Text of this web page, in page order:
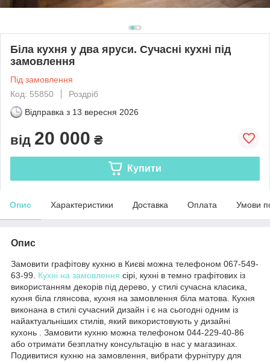
Біла кухня у два яруси. Сучасні кухні під
замовлення
Під замовлення
Код: 55850
Роздріб
Відправка з 13 вересня 2026
від 20 000 ₴
Купити
Опис Характеристики Доставка Оплата Умови
Опис
Замовити графітову кухню в Києві можна телефоном 067-549-
63-99. Кухні на замовлення сірі, кухні в темно графітових із
використанням декорів під дерево, у стилі сучасна класика,
кухня біла глянсова, кухня на замовлення біла матова. Кухня
виконана в стилі сучасний дизайн і є на сьогодні одним із
найактуальніших стилів, який використовують у дизайні
кухонь . Замовити кухню можна телефоном 044-229-40-86
або отримати безплатну консультацію в нас у магазинах.
Подивитися кухню на замовлення, вибрати фурнітуру для